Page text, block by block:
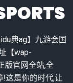
典ag】九游会国
【wap-
版官网全站,全
!这是你的时代,让